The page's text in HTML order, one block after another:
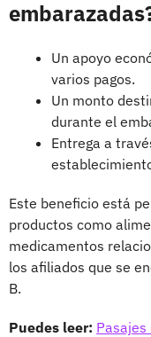
Un apoyo
varios pagos.
Un monto
durante el
Entrega a
Este beneficio está
productos como
medicamentos
los afiliados que se
B.
Puedes leer: Pasajes